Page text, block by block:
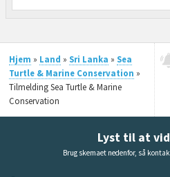
Hjem » Land » Sri Lanka » Sea
Turtle & Marine Conservation »
Tilmelding Sea Turtle & Marine
Conservation
Lyst til at
Brug skemaet nedenfor, så